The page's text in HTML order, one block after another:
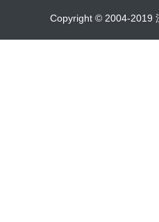
Copyright © 2004-2019